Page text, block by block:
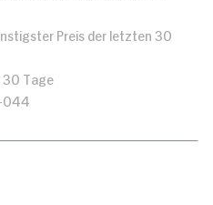
Preis der letzten 30
30 Tage
044